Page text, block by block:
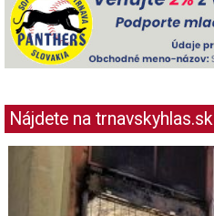
Nájdete na trnavskyhlas.sk